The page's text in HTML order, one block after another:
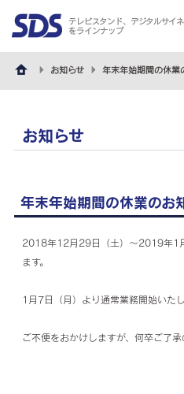
テレビスタンド、デジタルサイ
をラインナップ
お知らせ 年末年始期間の休業
お知らせ
年末年始期間の休業のお
2018年12月29日（土）～2019年1
ます。
1月7日（月）より通常業務開始いたし
ご不便をおかけしますが、何卒ご了承